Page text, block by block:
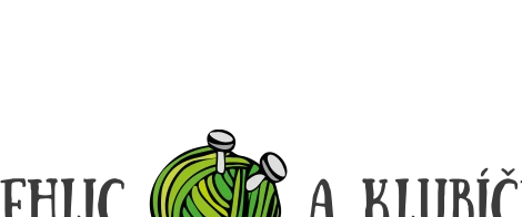
CO POTŘEBUJETE NAJÍT?
HLEDAT